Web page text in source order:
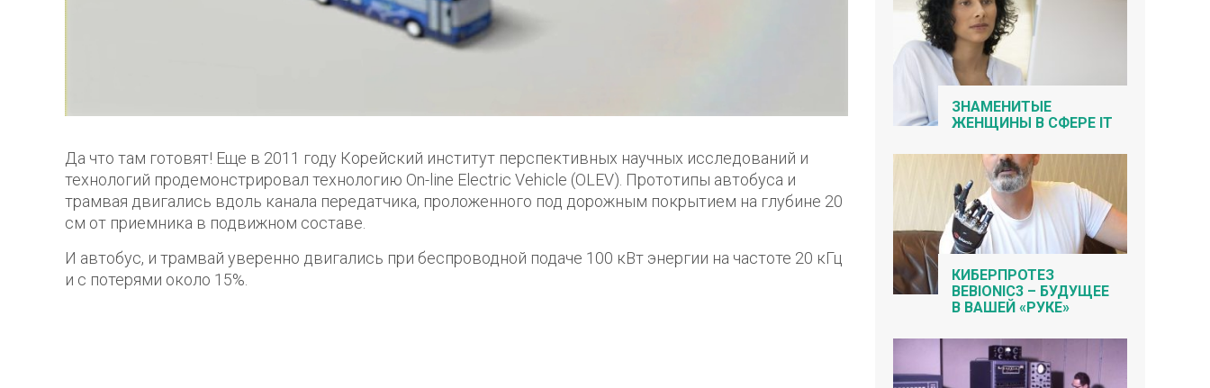
Да что там готовят! Еще в 2011 году Корейский институт перспективных научных исследований и
технологий продемонстрировал технологию On-line Electric Vehicle (OLEV). Прототипы автобуса и
трамвая двигались вдоль канала передатчика, проложенного под дорожным покрытием на глубине 20
см от приемника в подвижном составе.
И автобус, и трамвай уверенно двигались при беспроводной подаче 100 кВт энергии на частоте 20 кГц
и с потерями около 15%.
ЗНАМЕНИТЫЕ
ЖЕНЩИНЫ В СФЕРЕ IT
КИБЕРПРОТЕЗ
BEBIONIC3 – БУДУЩЕЕ
В ВАШЕЙ «РУКЕ»